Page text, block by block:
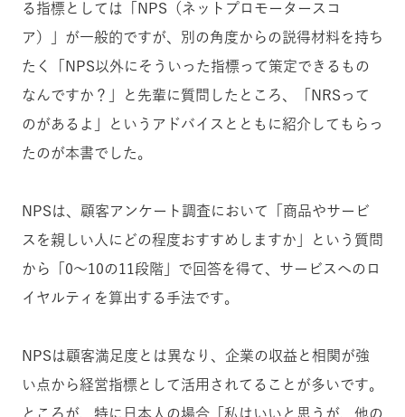
る指標としては「NPS（ネットプロモータースコ
ア）」が一般的ですが、別の角度からの説得材料を持ち
たく「NPS以外にそういった指標って策定できるもの
なんですか？」と先輩に質問したところ、「NRSって
のがあるよ」というアドバイスとともに紹介してもらっ
たのが本書でした。
NPSは、顧客アンケート調査において「商品やサービ
スを親しい人にどの程度おすすめしますか」という質問
から「0〜10の11段階」で回答を得て、サービスへのロ
イヤルティを算出する手法です。
NPSは顧客満足度とは異なり、企業の収益と相関が強
い点から経営指標として活用されてることが多いです。
ところが、特に日本人の場合「私はいいと思うが、他の